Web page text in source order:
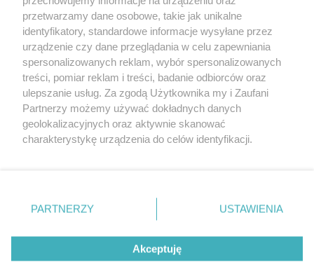
Internecie bez pisemnej zgody właściciela praw. Jakiekolwiek użycie
lub wykorzystanie utworów w całości lub w części z naruszeniem
prawa, tzn. bez właściwej zgody, jest zabronione pod groźbą kary i
może być ścigane prawnie.
O nas
Nasze serwisy
przetwarzamy dane osobowe, takie jak unikalne
identyfikatory, standardowe informacje wysyłane przez
urządzenie czy dane przeglądania w celu zapewniania
spersonalizowanych reklam, wybór spersonalizowanych
treści, pomiar reklam i treści, badanie odbiorców oraz
ulepszanie usług. Za zgodą Użytkownika my i Zaufani
Partnerzy możemy używać dokładnych danych
geolokalizacyjnych oraz aktywnie skanować
charakterystykę urządzenia do celów identyfikacji.
zmienić/wycofać klikając przycisk ustawień prywatności
znajdujący się w lewym dolnym rogu strony
rodzaje przetwarzania danych nie wymagają zgody
użytkownika, ale masz prawo sprzeciwić się takiemu
przetwarzaniu. Preferencje będą miały zastosowanie tylko
PARTNERZY USTAWIENIA
Akceptuję